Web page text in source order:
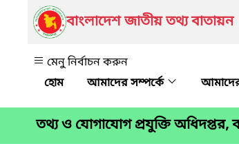
বাংলাদেশ জাতীয় তথ্য বাতায়ন
মেনু নির্বাচন করুন
আমাদের সম্পর্কে
তথ্য ও যোগাযোগ প্রযুক্তি অধিদপ্তর,